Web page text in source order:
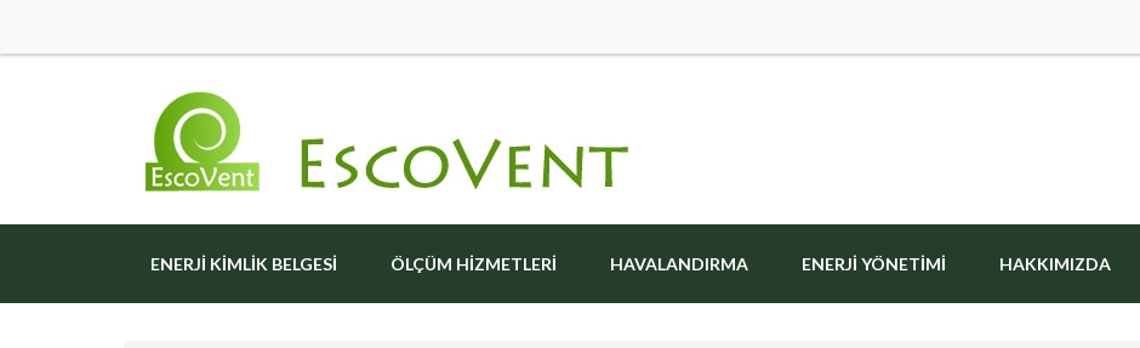
ENERJI KIMLIK BELGESI ÖLÇÜM HIZMETLERI HAVALANDIRMA ENERJI YÖNETIMI HAKKIMIZDA